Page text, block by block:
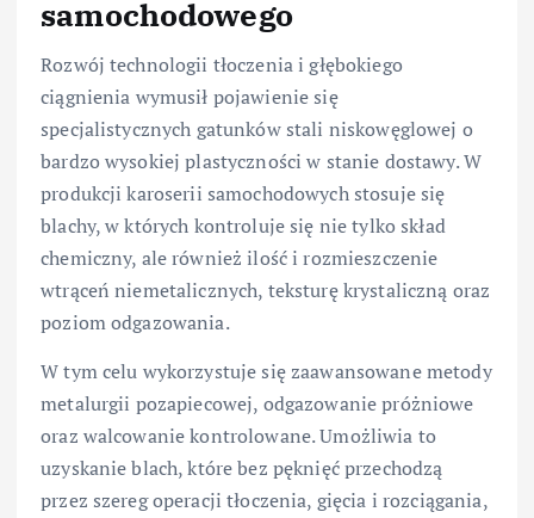
samochodowego
Rozwój technologii tłoczenia i głębokiego
ciągnienia wymusił pojawienie się
specjalistycznych gatunków stali niskowęglowej o
bardzo wysokiej plastyczności w stanie dostawy. W
produkcji karoserii samochodowych stosuje się
blachy, w których kontroluje się nie tylko skład
chemiczny, ale również ilość i rozmieszczenie
wtrąceń niemetalicznych, teksturę krystaliczną oraz
poziom odgazowania.
W tym celu wykorzystuje się zaawansowane metody
metalurgii pozapiecowej, odgazowanie próżniowe
oraz walcowanie kontrolowane. Umożliwia to
uzyskanie blach, które bez pęknięć przechodzą
przez szereg operacji tłoczenia, gięcia i rozciągania,